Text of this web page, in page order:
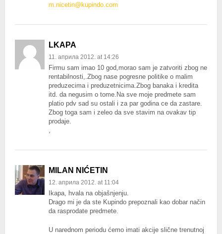
m.nicetin@kupindo.com
LKAPA
11. априла 2012. at 14:26
Firmu sam imao 10 god,morao sam je zatvoriti zbog ne
rentabilnosti,.Zbog nase pogresne politike o malim
preduzecima i preduzetnicima.Zbog banaka i kredita
itd. da negusim o tome.Na sve moje predmete sam
platio pdv sad su ostali i za par godina ce da zastare.
Zbog toga sam i zeleo da sve stavim na ovakav tip
prodaje.
MILAN NIĆETIN
12. априла 2012. at 11:04
Ikapa, hvala na objašnjenju.
Drago mi je da ste Kupindo prepoznali kao dobar način
da rasprodate predmete.
U narednom periodu ćemo imati akcije slične trenutnoj